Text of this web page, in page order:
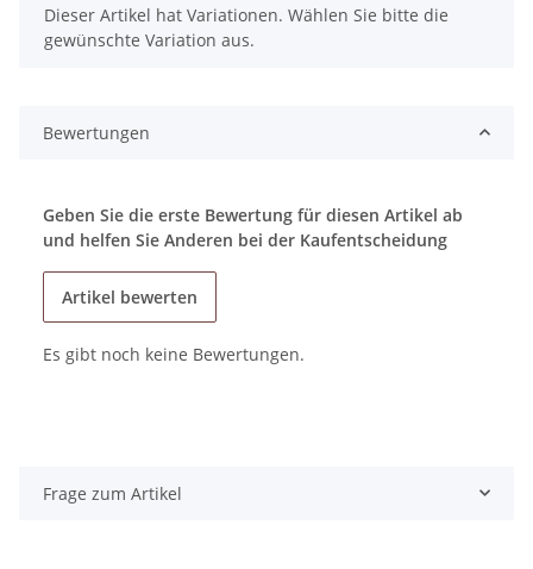
x
Dieser Artikel hat Variationen. Wählen Sie bitte die
gewünschte Variation aus.
Bewertungen
Geben Sie die erste Bewertung für diesen Artikel ab
und helfen Sie Anderen bei der Kaufentscheidung
Artikel bewerten
Es gibt noch keine Bewertungen.
Frage zum Artikel